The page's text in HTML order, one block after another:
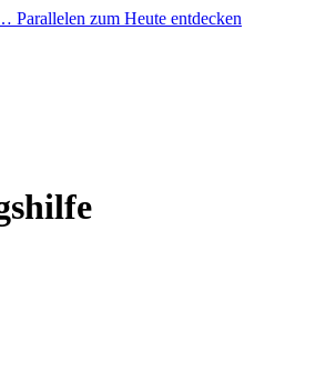
zum Heute entdecken